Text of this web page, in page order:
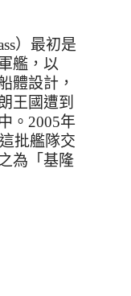
）最初是
艦，以
體設計，
王國遭到
。 2005年
批艦隊交
為「基隆